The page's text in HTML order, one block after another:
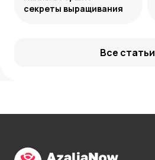
Все статьи
секреты выращивания